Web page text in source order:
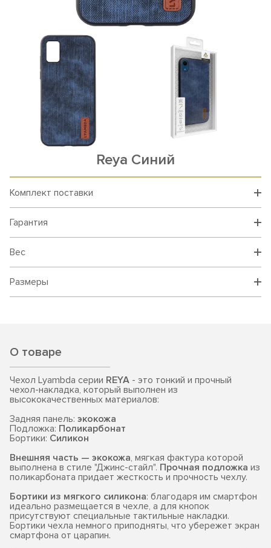
Reya Синий
Комплект поставки
Гарантия
Вес
Размеры
О товаре
Чехол Lyambda серии REYA - это тонкий и прочный
чехол-накладка, который выполнен из
высококачественных материалов:
Задняя панель: экокожа
Подложка: Поликарбонат
Бортики: Силикон
Внешняя часть — экокожа, мягкая фактура которой
выполнена в стиле "Джинс-стайл". Прочная подложка из
поликарбоната придает жесткость и прочность чехлу.
Бортики из мягкого силикона: благодаря им смартфон
идеально размещается в чехле, а для кнопок
присутствуют специальные тактильные накладки.
Бортики чехла немного приподняты, что убережет экран
смартфона от царапин.